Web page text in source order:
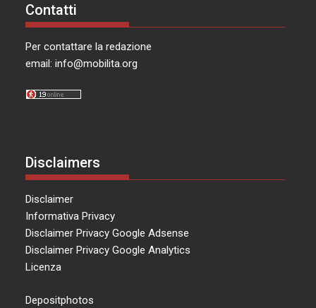
Contatti
Per contattare la redazione
email:info@mobilita.org
Disclaimers
Disclaimer
Informativa Privacy
Disclaimer Privacy Google Adsense
Disclaimer Privacy Google Analytics
Licenza
Depositphotos